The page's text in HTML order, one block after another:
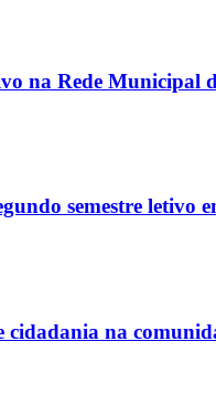
na Rede Municipal
semestre letivo
cidadania na